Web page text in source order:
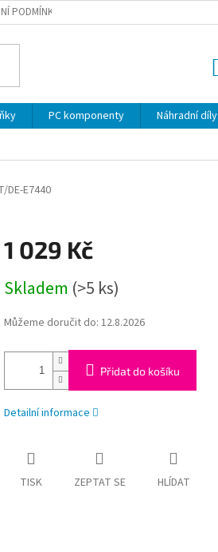
PODMÍNKY
PC komponenty Náhradní díly
DE-E7440
1 029 Kč
cena:
Skladem (>5 ks)
Můžeme doručit do: 12.8.2026
Přidat do košíku
Detailní informace
TISK ZEPTAT SE HLÍDAT